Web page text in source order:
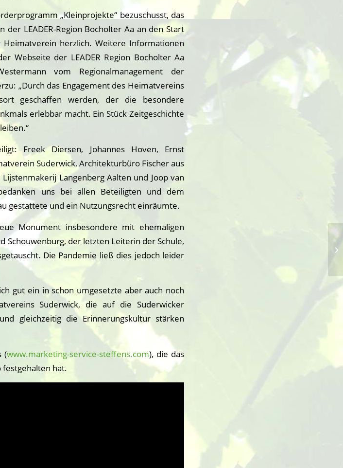
„Kleinprojekte“ bezuschusst, das
LEADER-Region Bocholter Aa an den Start
herzlich. Weitere Informationen
Webseite der LEADER Region Bocholter Aa
vom Regionalmanagement der
„Durch das Engagement des Heimatvereins
geschaffen werden, der die besondere
erlebbar macht. Ein Stück Zeitgeschichte
Freek Diersen, Johannes Hoven, Ernst
Suderwick, Architekturbüro Fischer aus
Langenberg Aalten und Joop van
uns bei allen Beteiligten und dem
gestattete und ein Nutzungsrecht einräumte.
Monument insbesondere mit ehemaligen
Schouwenburg, der letzten Leiterin der Schule,
Die Pandemie ließ dies jedoch leider
gut ein in schon umgesetzte aber auch noch
Suderwick, die auf die Suderwicker
gleichzeitig die Erinnerungskultur stärken
(www.marketing-service-steffens.com), die das
festgehalten hat.